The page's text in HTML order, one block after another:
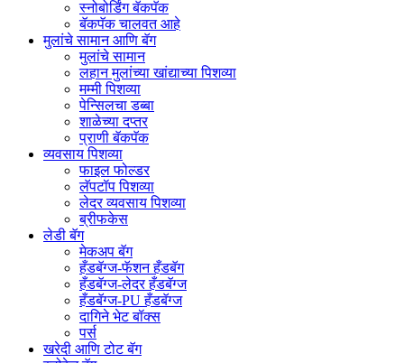
स्नोबोर्डिंग बॅकपॅक
बॅकपॅक चालवत आहे
मुलांचे सामान आणि बॅग
मुलांचे सामान
लहान मुलांच्या खांद्याच्या पिशव्या
मम्मी पिशव्या
पेन्सिलचा डब्बा
शाळेच्या दप्तर
प्राणी बॅकपॅक
व्यवसाय पिशव्या
फाइल फोल्डर
लॅपटॉप पिशव्या
लेदर व्यवसाय पिशव्या
ब्रीफकेस
लेडी बॅग
मेकअप बॅग
हँडबॅग्ज-फॅशन हँडबॅग
हँडबॅग्ज-लेदर हँडबॅग्ज
हँडबॅग्ज-PU हँडबॅग्ज
दागिने भेट बॉक्स
पर्स
खरेदी आणि टोट बॅग